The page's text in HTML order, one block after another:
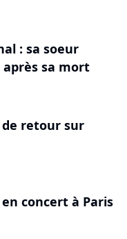
: sa soeur
sa mort
retour sur
concert à Paris